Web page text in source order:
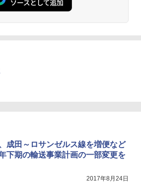
用 折りたたみ 防災グッズ 災害用トイレ ビ
トイレテント (ブラック)
BASE 《めざましテレビで紹介》
るだけ パッとサッとテント ブラックコ
ィング フルクローズ メッシュ 3-4人用
設置 ポップアップテント エクルベージ
仕様) PATC-150B(EB)
）射程5～10m 安全ロック搭載 携帯収納袋
購入実績 登山・キャンプ・アウトドア・
ンターライト 強力 小型 緑色/赤色/青紫色
充電式 高精度 超長距離照射 長時間使用
安全ロック付き 高安全性 金属製耐久 コ
パクト多機能設計 持ち運び便利 アウトド
成田～ロサンゼルス線を増便など
下期の輸送事業計画の一部変更を
2017年8月24日